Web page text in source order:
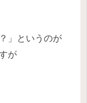
」というのが
が